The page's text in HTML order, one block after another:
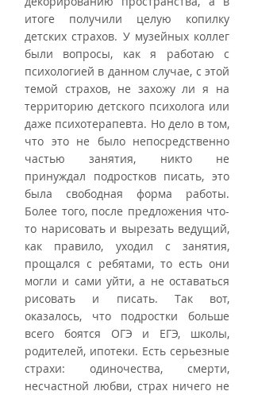
итоге получили целую копилку
детских страхов. У музейных коллег
были вопросы, как я работаю с
психологией в данном случае, с этой
темой страхов, не захожу ли я на
территорию детского психолога или
даже психотерапевта. Но дело в том,
что это не было непосредственно
частью занятия, никто не
принуждал подростков писать, это
была свободная форма работы.
Более того, после предложения что-
то нарисовать и вырезать ведущий,
как правило, уходил с занятия,
прощался с ребятами, то есть они
могли и сами уйти, а не оставаться
рисовать и писать. Так вот,
оказалось, что подростки больше
всего боятся ОГЭ и ЕГЭ, школы,
родителей, ипотеки. Есть серьезные
страхи: одиночества, смерти,
несчастной любви, страх ничего не